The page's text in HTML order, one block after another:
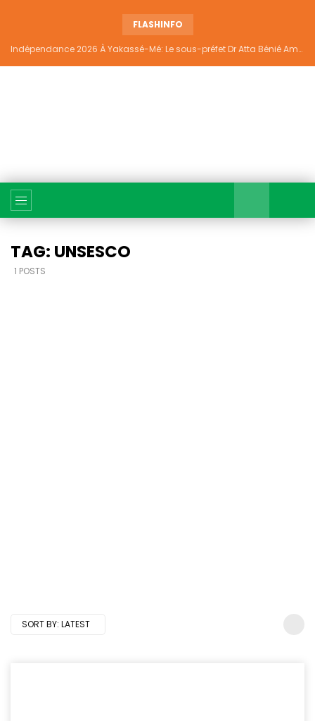
FLASHINFO
Indépendance 2026 À Yakassé-Mé: Le sous-préfet Dr Atta Bénié Amédé appelle à l’unité, à la sécurité et au développement
TAG: UNSESCO
1 POSTS
SORT BY: LATEST